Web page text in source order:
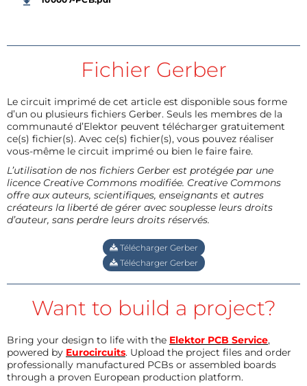
Fichier Gerber
Le circuit imprimé de cet article est disponible sous forme
d’un ou plusieurs fichiers Gerber. Seuls les membres de la
communauté d’Elektor peuvent télécharger gratuitement
ce(s) fichier(s). Avec ce(s) fichier(s), vous pouvez réaliser
vous-même le circuit imprimé ou bien le faire faire.
L’utilisation de nos fichiers Gerber est protégée par une
licence Creative Commons modifiée. Creative Commons
offre aux auteurs, scientifiques, enseignants et autres
créateurs la liberté de gérer avec souplesse leurs droits
d’auteur, sans perdre leurs droits réservés.
Télécharger Gerber
Télécharger Gerber
Want to build a project?
Bring your design to life with the Elektor PCB Service,
powered by Eurocircuits. Upload the project files and order
professionally manufactured PCBs or assembled boards
through a proven European production platform.